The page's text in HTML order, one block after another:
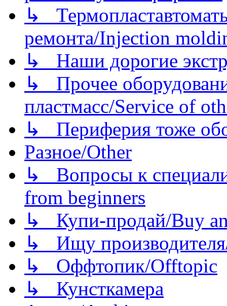
↳
ремонта/Injection
↳ Наши дорогие
↳ Прочее
пластмасс/Service of
↳ Периферия тоже
Разное/Other
↳ Вопросы к
from beginners
↳ Купи-продай/Buy
↳ Ищу
↳ Оффтопик/Offtopic
↳ Кунсткамера